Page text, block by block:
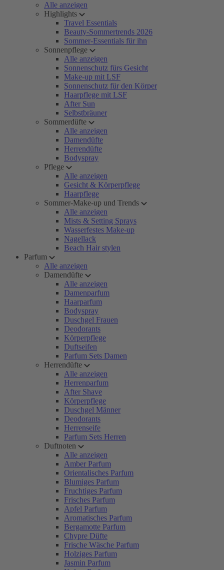
Alle anzeigen
Highlights
Travel Essentials
Beauty-Sommertrends 2026
Sommer-Essentials für ihn
Sonnenpflege
Alle anzeigen
Sonnenschutz fürs Gesicht
Make-up mit LSF
Sonnenschutz für den Körper
Haarpflege mit LSF
After Sun
Selbstbräuner
Sommerdüfte
Alle anzeigen
Damendüfte
Herrendüfte
Bodyspray
Pflege
Alle anzeigen
Gesicht & Körperpflege
Haarpflege
Sommer-Make-up und Trends
Alle anzeigen
Mists & Setting Sprays
Wasserfestes Make-up
Nagellack
Beach Hair stylen
Parfum
Alle anzeigen
Damendüfte
Alle anzeigen
Damenparfum
Haarparfum
Bodyspray
Duschgel Frauen
Deodorants
Körperpflege
Duftseifen
Parfum Sets Damen
Herrendüfte
Alle anzeigen
Herrenparfum
After Shave
Körperpflege
Duschgel Männer
Deodorants
Herrenseife
Parfum Sets Herren
Duftnoten
Alle anzeigen
Amber Parfum
Orientalisches Parfum
Blumiges Parfum
Fruchtiges Parfum
Frisches Parfum
Apfel Parfum
Aromatisches Parfum
Bergamotte Parfum
Chypre Düfte
Frische Wäsche Parfum
Holziges Parfum
Jasmin Parfum